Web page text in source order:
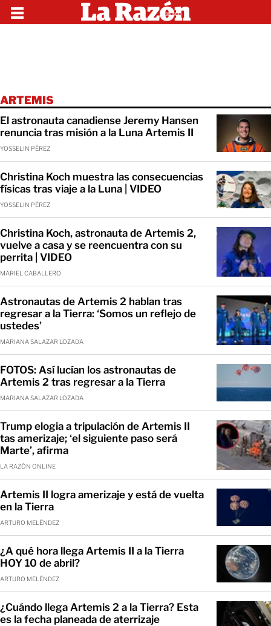
ARTEMIS
El astronauta canadiense Jeremy Hansen
renuncia tras misión a la Luna Artemis II
YOSSELIN PÉREZ
Christina Koch muestra las consecuencias
físicas tras viaje a la Luna | VIDEO
YOSSELIN PÉREZ
Christina Koch, astronauta de Artemis 2,
vuelve a casa y se reencuentra con su
perrita | VIDEO
MARIEL CABALLERO
Astronautas de Artemis 2 hablan tras
regresar a la Tierra: ‘Somos un reflejo de
ustedes’
MARIANA SALAZAR LOZADA
FOTOS: Así lucían los astronautas de
Artemis 2 tras regresar a la Tierra
MARIANA SALAZAR LOZADA
Trump elogia a tripulación de Artemis II
tas amerizaje; ‘el siguiente paso será
Marte’, afirma
LA RAZÓN ONLINE
Artemis II logra amerizaje y está de vuelta
en la Tierra
ARTURO MELÉNDEZ
¿A qué hora llega Artemis II a la Tierra
HOY 10 de abril?
ARTURO MELÉNDEZ
¿Cuándo llega Artemis 2 a la Tierra? Esta
es la fecha planeada de aterrizaje